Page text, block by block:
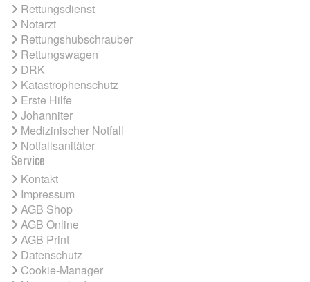
Rettungsdienst
Notarzt
Rettungshubschrauber
Rettungswagen
DRK
Katastrophenschutz
Erste Hilfe
Johanniter
Medizinischer Notfall
Notfallsanitäter
Service
Kontakt
Impressum
AGB Shop
AGB Online
AGB Print
Datenschutz
Cookie-Manager